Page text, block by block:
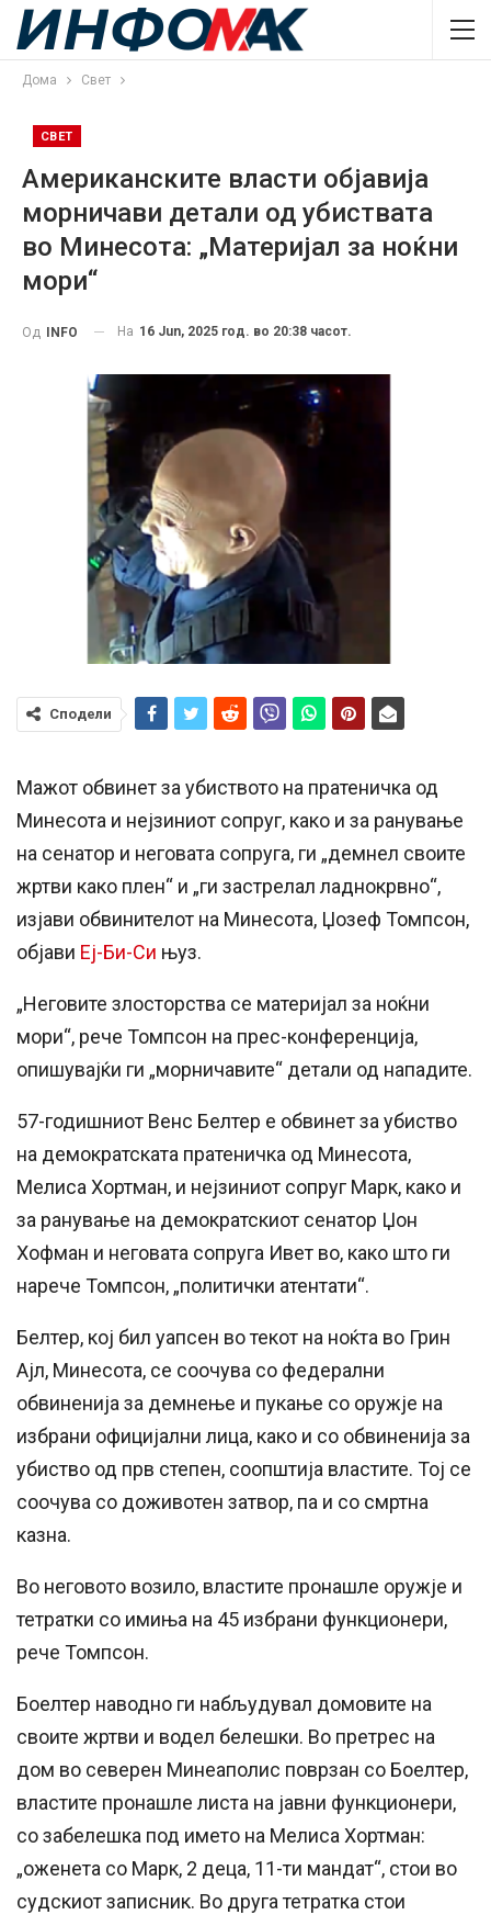
Дома Свет
СВЕТ
Американските власти објавија
морничави детали од убиствата
во Минесота: „Материјал за ноќни
мори“
Од INFO На 16 Jun, 2025 год. во 20:38 часот.
Сподели
Мажот обвинет за убиството на пратеничка од
Минесота и нејзиниот сопруг, како и за ранување
на сенатор и неговата сопруга, ги „демнел своите
жртви како плен“ и „ги застрелал ладнокрвно“,
изјави обвинителот на Минесота, Џозеф Томпсон,
објави Еј-Би-Си њуз.
„Неговите злосторства се материјал за ноќни
мори“, рече Томпсон на прес-конференција,
опишувајќи ги „морничавите“ детали од нападите.
57-годишниот Венс Белтер е обвинет за убиство
на демократската пратеничка од Минесота,
Мелиса Хортман, и нејзиниот сопруг Марк, како и
за ранување на демократскиот сенатор Џон
Хофман и неговата сопруга Ивет во, како што ги
нарече Томпсон, „политички атентати“.
Белтер, кој бил уапсен во текот на ноќта во Грин
Ајл, Минесота, се соочува со федерални
обвиненија за демнење и пукање со оружје на
избрани официјални лица, како и со обвиненија за
убиство од прв степен, соопштија властите. Тој се
соочува со доживотен затвор, па и со смртна
казна.
Во неговото возило, властите пронашле оружје и
тетратки со имиња на 45 избрани функционери,
рече Томпсон.
Боелтер наводно ги набљудувал домовите на
своите жртви и водел белешки. Во претрес на
дом во северен Минеаполис поврзан со Боелтер,
властите пронашле листа на јавни функционери,
со забелешка под името на Мелиса Хортман:
„оженета со Марк, 2 деца, 11-ти мандат“, стои во
судскиот записник. Во друга тетратка стои